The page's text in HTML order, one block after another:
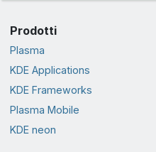
Prodotti
Plasma
KDE Applications
KDE Frameworks
Plasma Mobile
KDE neon